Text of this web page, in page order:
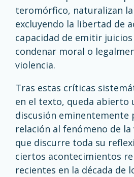
teromórfico, naturalizan
excluyendo la libertad de
capacidad de emitir juicios
condenar moral o
violencia.
Tras estas críticas
en el texto, queda abierto
discusión eminentemente
relación al fenómeno de la
que discurre toda su
ciertos acontecimientos
recientes en la década de